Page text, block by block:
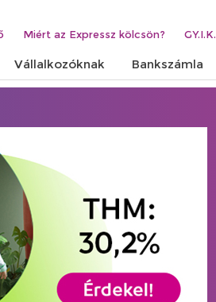
Miért az Expressz kölcsön? GY.I.K.
Vállalkozóknak Bankszámla